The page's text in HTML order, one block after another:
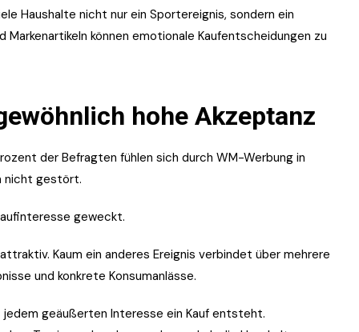
Haushalte nicht nur ein Sportereignis, sondern ein
können emotionale Kaufentscheidungen zu
hohe Akzeptanz
der Befragten fühlen sich durch WM-Werbung in
nicht gestört.
geweckt.
Kaum ein anderes Ereignis verbindet über mehrere
und konkrete Konsumanlässe.
geäußerten Interesse ein Kauf entsteht.